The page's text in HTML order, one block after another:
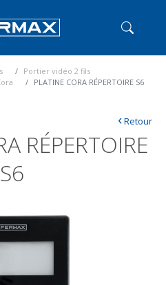
Portier vidéo 2 fils
PLATINE CORA RÉPERTOIRE S6
RÉPERTOIRE
S6
‹Retour